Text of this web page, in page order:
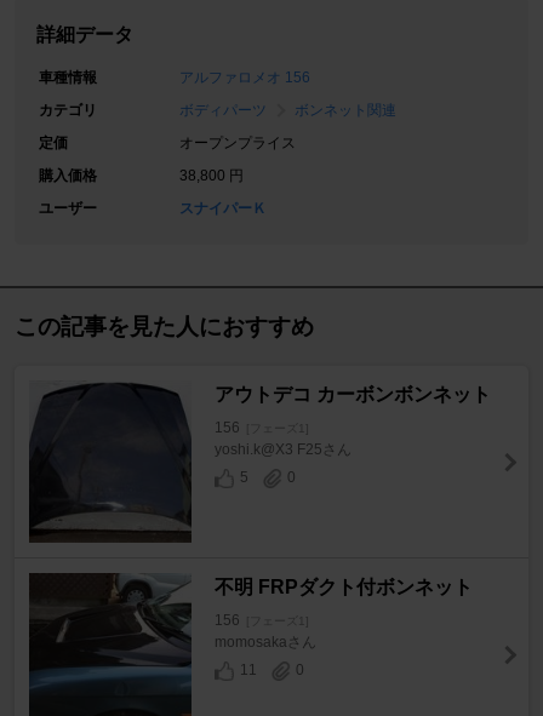
詳細データ
車種情報
アルファロメオ 156
カテゴリ
ボディパーツ
ボンネット関連
定価
オープンプライス
購入価格
38,800 円
ユーザー
スナイパーＫ
この記事を見た人におすすめ
アウトデコ カーボンボンネット
156 [フェーズ1]
yoshi.k@X3 F25さん
5
0
不明 FRPダクト付ボンネット
156 [フェーズ1]
momosakaさん
11
0